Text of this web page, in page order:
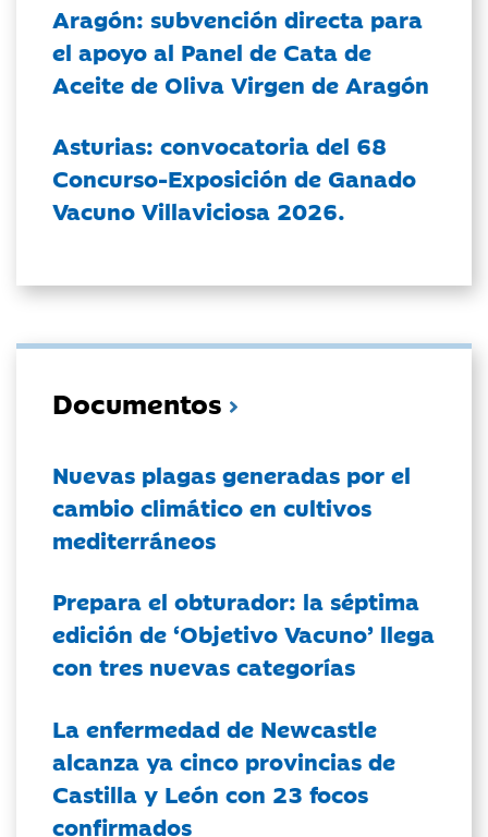
Aragón: subvención directa para
el apoyo al Panel de Cata de
Aceite de Oliva Virgen de Aragón
Asturias: convocatoria del 68
Concurso-Exposición de Ganado
Vacuno Villaviciosa 2026.
Documentos
Nuevas plagas generadas por el
cambio climático en cultivos
mediterráneos
Prepara el obturador: la séptima
edición de ‘Objetivo Vacuno’ llega
con tres nuevas categorías
La enfermedad de Newcastle
alcanza ya cinco provincias de
Castilla y León con 23 focos
confirmados